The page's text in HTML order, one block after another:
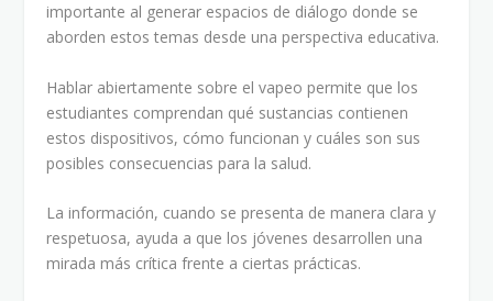
importante al generar espacios de diálogo donde se
aborden estos temas desde una perspectiva educativa.
Hablar abiertamente sobre el vapeo permite que los
estudiantes comprendan qué sustancias contienen
estos dispositivos, cómo funcionan y cuáles son sus
posibles consecuencias para la salud.
La información, cuando se presenta de manera clara y
respetuosa, ayuda a que los jóvenes desarrollen una
mirada más crítica frente a ciertas prácticas.